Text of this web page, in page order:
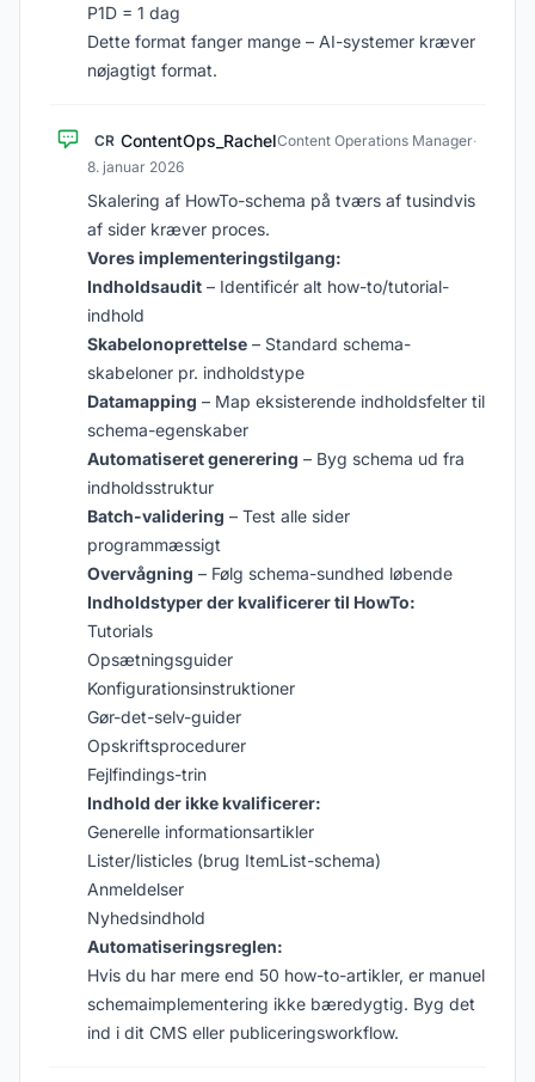
P1D = 1 dag
Dette format fanger mange – AI-systemer kræver
nøjagtigt format.
CR ContentOps_RachelContent Operations Manager·
8. januar 2026
Skalering af HowTo-schema på tværs af tusindvis
af sider kræver proces.
Vores implementeringstilgang:
Indholdsaudit – Identificér alt how-to/tutorial-
indhold
Skabelonoprettelse – Standard schema-
skabeloner pr. indholdstype
Datamapping – Map eksisterende indholdsfelter til
schema-egenskaber
Automatiseret generering – Byg schema ud fra
indholdsstruktur
Batch-validering – Test alle sider
programmæssigt
Overvågning – Følg schema-sundhed løbende
Indholdstyper der kvalificerer til HowTo:
Tutorials
Opsætningsguider
Konfigurationsinstruktioner
Gør-det-selv-guider
Opskriftsprocedurer
Fejlfindings-trin
Indhold der ikke kvalificerer:
Generelle informationsartikler
Lister/listicles (brug ItemList-schema)
Anmeldelser
Nyhedsindhold
Automatiseringsreglen:
Hvis du har mere end 50 how-to-artikler, er manuel
schemaimplementering ikke bæredygtig. Byg det
ind i dit CMS eller publiceringsworkflow.